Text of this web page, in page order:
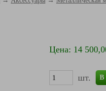
Цена: 14
шт. В